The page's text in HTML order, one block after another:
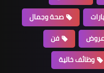
صحة وجمال
عروض
فن
وظائف خالية